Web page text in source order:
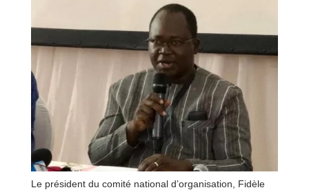
Le président du comité national d’organisation, Fidèle